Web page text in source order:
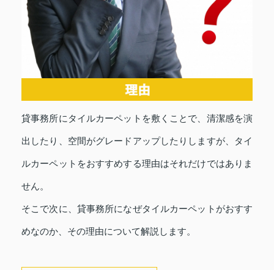
貸事務所にタイルカーペットを敷くことで、清潔感を演
出したり、空間がグレードアップしたりしますが、タイ
ルカーペットをおすすめする理由はそれだけではありま
せん。
そこで次に、貸事務所になぜタイルカーペットがおすす
めなのか、その理由について解説します。